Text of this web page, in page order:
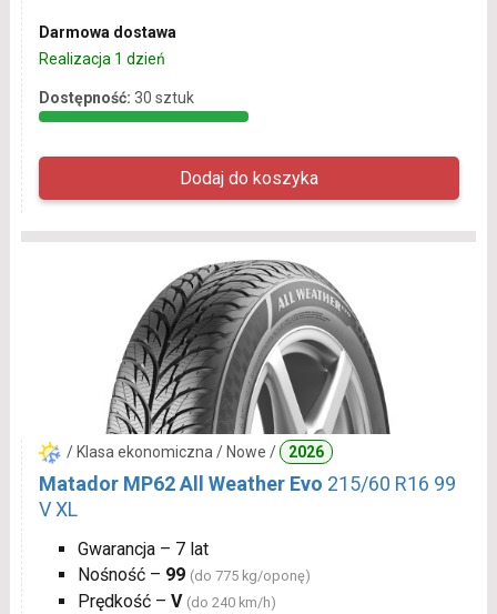
Darmowa dostawa
Realizacja 1 dzień
Dostępność: 30 sztuk
/ Klasa ekonomiczna / Nowe / 2026
Matador MP62 All Weather Evo 215/60 R16 99
V XL
Gwarancja – 7 lat
Nośność – 99 (do 775 kg/oponę)
Prędkość – V (do 240 km/h)